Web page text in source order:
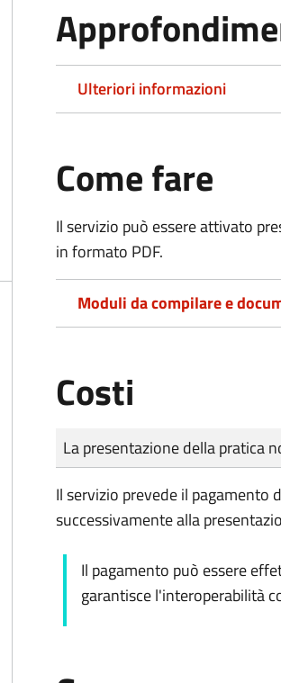
Ulteriori informazioni
Come fare
Il servizio può essere attivato
in formato PDF.
Moduli da compilare e
Costi
Tipo di pagamento
Importo
La presentazione della pratica
Il servizio prevede il pagamento
successivamente alla
Il pagamento può essere
garantisce l'interoperabilità